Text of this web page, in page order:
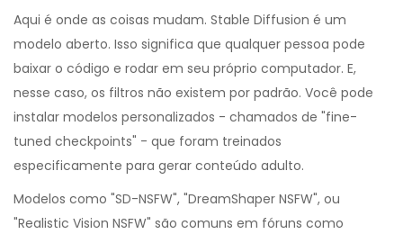
Aqui é onde as coisas mudam. Stable Diffusion é um
modelo aberto. Isso significa que qualquer pessoa pode
baixar o código e rodar em seu próprio computador. E,
nesse caso, os filtros não existem por padrão. Você pode
instalar modelos personalizados - chamados de "fine-
tuned checkpoints" - que foram treinados
especificamente para gerar conteúdo adulto.
Modelos como "SD-NSFW", "DreamShaper NSFW", ou
"Realistic Vision NSFW" são comuns em fóruns como